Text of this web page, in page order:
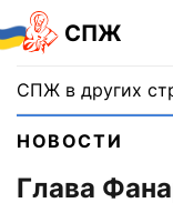
СПЖ
СПЖ в других
НОВОСТИ
Глава